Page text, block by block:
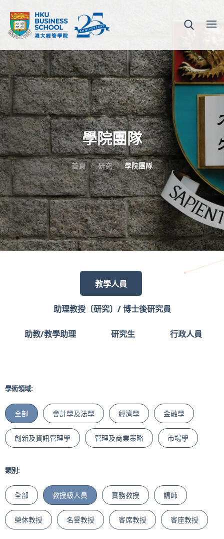
學院團隊
首頁 研究 學院團隊
教學人員
助理教授〔研究〕/ 博士後研究員
助教/教學助理 研究生 行政人員
學術領域:
全部 會計學及法學 經濟學 金融學
創新及資訊管理學 管理及商業策略 市場學
類別:
全部 教授級人員 實務教授 講師
榮休教授 名譽教授 客席教授 客座教授